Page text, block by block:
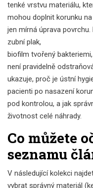
tenké vrstvu materiálu,
mohou doplnit korunku
jen mírná úprava
zubní plak,
biofilm tvořený
není pravidelně
ukazuje, proč je ústní
pacienti po nasazení
pod kontrolou, a jak
životnost celé náhrady.
Co můžete
seznamu
V následující kolekci
vybrat správný materiál